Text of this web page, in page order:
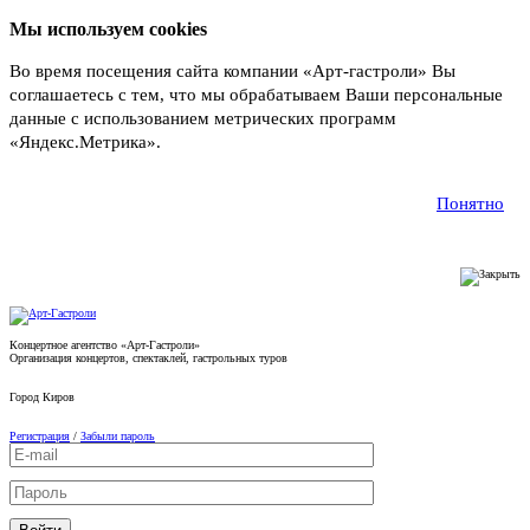
Мы используем cookies
Во время посещения сайта компании «Арт-гастроли» Вы
соглашаетесь с тем, что мы обрабатываем Ваши персональные
данные с использованием метрических программ
«Яндекс.Метрика».
Понятно
Концертное агентство «Арт-Гастроли»
Организация концертов, спектаклей, гастрольных туров
Город Киров
Регистрация / Забыли пароль